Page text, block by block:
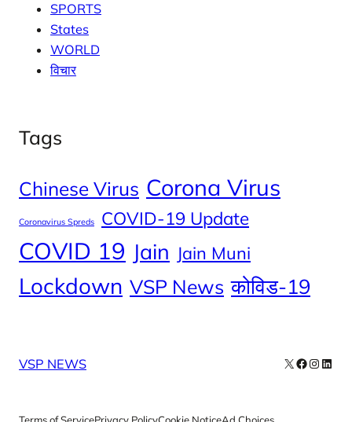
SPORTS
States
WORLD
विचार
Tags
Chinese Virus Corona Virus
Coronavirus Spreds COVID-19 Update
COVID 19 Jain Jain Muni
Lockdown VSP News कोविड-19
VSP NEWS X Facebook